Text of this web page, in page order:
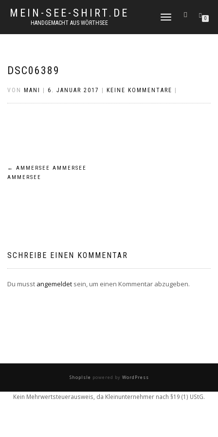
MEIN-SEE-SHIRT.DE
HANDGEMACHT AUS WÖRTHSEE
NAVIGATION
0
DSC06389
VON MANI 6. JANUAR 2017 KEINE KOMMENTARE
Beitragsnavigation
←
AMMERSEE AMMERSEE
AMMERSEE
SCHREIBE EINEN KOMMENTAR
Du musst angemeldet sein, um einen Kommentar abzugeben.
ShopIsle powered by WordPress
Kein Mehrwertsteuerausweis, da Kleinunternehmer nach §19 (1) UStG.